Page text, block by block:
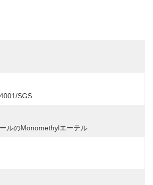
SGS
ルのmonomethylエーテル